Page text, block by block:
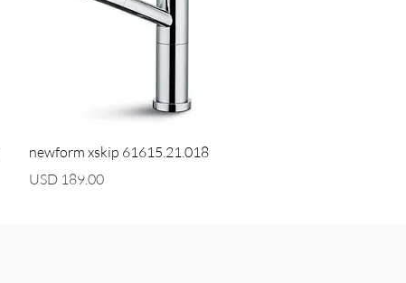
Vista rápida
newform xskip 61615.21.018
Precio
USD 189.00